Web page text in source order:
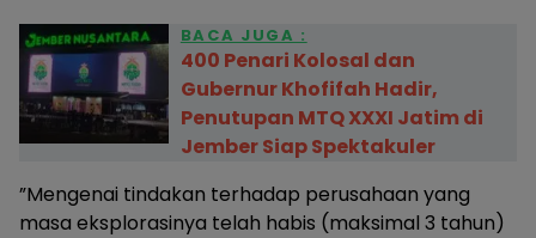
BACA JUGA :
400 Penari Kolosal dan
Gubernur Khofifah Hadir,
Penutupan MTQ XXXI Jatim di
Jember Siap Spektakuler
​”Mengenai tindakan terhadap perusahaan yang
masa eksplorasinya telah habis (maksimal 3 tahun)